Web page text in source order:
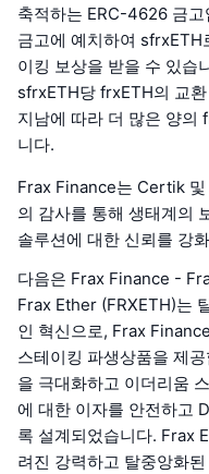
축적하는 ERC-4626 금
금고에 예치하여 sfrxETH
이킹 보상을 받을 수 있습
sfrxETH당 frxETH의 교
지남에 따라 더 많은 양의
니다.
Frax Finance는 Certik
의 감사를 통해 생태계의
솔루션에 대한 신뢰를 강
다음은 Frax Finance -
Frax Ether (FRXETH)는
인 혁신으로, Frax
스테이킹 파생상품을 제
을 극대화하고 이더리움
에 대한 이자를 안전하고
록 설계되었습니다. Frax
려진 강력하고 탈중앙화